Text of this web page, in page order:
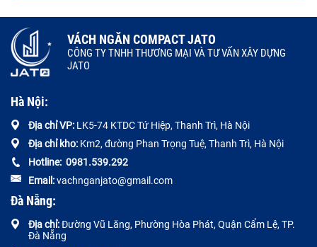
VÁCH NGĂN COMPACT JATO
CÔNG TY TNHH THƯƠNG MẠI VÀ TƯ VẤN XÂY DỰNG
JATO
Hà Nội:
Địa chỉ VP: LK5-74 KTDC Tứ Hiệp, Thanh Trì, Hà Nội
Địa chỉ kho: Km2, đường Phan Trọng Tuệ, Thanh Trì, Hà Nội
Hotline: 0981.539.292
Email:vachnganjato@gmail.com
Đà Nẵng:
Địa chỉ:Đường Vũ Lăng, Phường Hòa Phát, Quận Cẩm Lệ, TP.
Đà Nẵng